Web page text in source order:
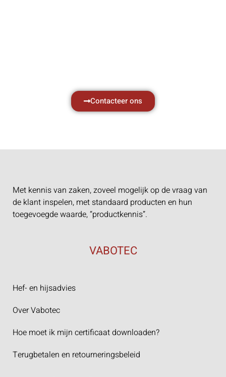
Contacteer ons
Met kennis van zaken, zoveel mogelijk op de vraag van
de klant inspelen, met standaard producten en hun
toegevoegde waarde, “productkennis”.
VABOTEC
Hef- en hijsadvies
Over Vabotec
Hoe moet ik mijn certificaat downloaden?
Terugbetalen en retourneringsbeleid